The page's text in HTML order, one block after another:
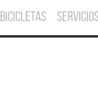
BICICLETAS